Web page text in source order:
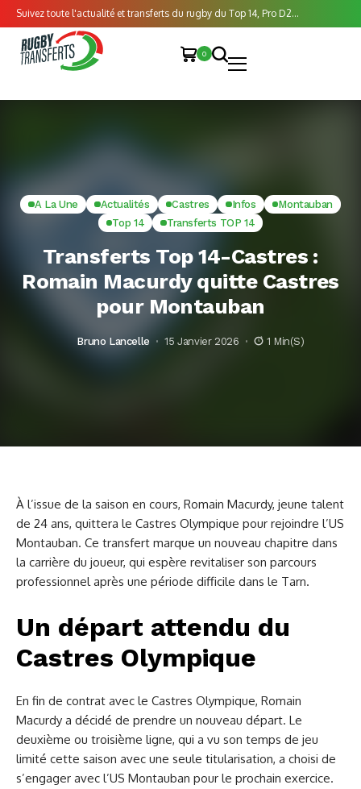
Suivez toute l'actualité et transferts du rugby du Top 14, Pro D2...
0
A La Une Actualités Castres Infos
Montauban
Top 14
Transferts TOP 14
Transferts Top 14-Castres :
Romain Macurdy quitte Castres
pour Montauban
Bruno Lancelle 15 Janvier 2026 1 Min(s)
À l’issue de la saison en cours, Romain Macurdy, jeune talent
de 24 ans, quittera le Castres Olympique pour rejoindre l’US
Montauban. Ce transfert marque un nouveau chapitre dans
la carrière du joueur, qui espère revitaliser son parcours
professionnel après une période difficile dans le Tarn.
Un départ attendu du
Castres Olympique
En fin de contrat avec le Castres Olympique, Romain
Macurdy a décidé de prendre un nouveau départ. Le
deuxième ou troisième ligne, qui a vu son temps de jeu
limité cette saison avec une seule titularisation, a choisi de
s’engager avec l’US Montauban pour le prochain exercice.